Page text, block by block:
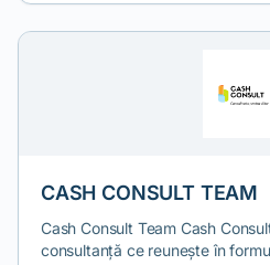
industrii cheie din România,
CASH CONSULT TEAM
Cash Consult Team Cash
consultanță ce reunește în